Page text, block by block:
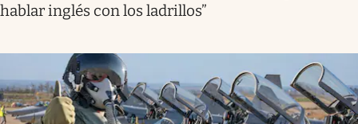
hablar inglés con los ladrillos”